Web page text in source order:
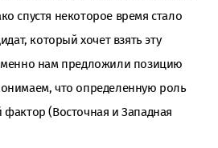
спустя некоторое время стало
который хочет взять эту
нам предложили позицию
что определенную роль
(Восточная и Западная